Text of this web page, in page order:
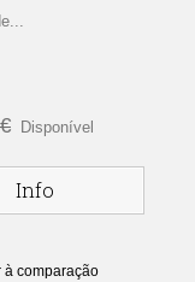
Disponível
Info
à comparação